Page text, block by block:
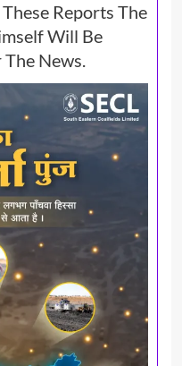
Reports The
Will Be
The News.